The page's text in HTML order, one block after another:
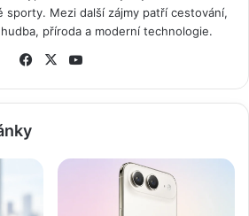
sporty. Mezi další zájmy patří cestování,
příroda a moderní technologie.
Fa
bo
X
ub